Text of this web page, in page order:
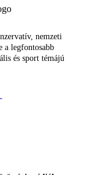
nemzeti
a legfontosabb
és sport témájú